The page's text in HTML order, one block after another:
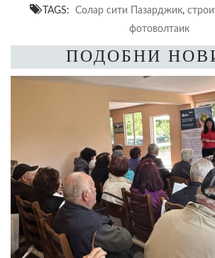
TAGS: Солар сити Пазарджик,
фотоволтаик
ПОДОБНИ